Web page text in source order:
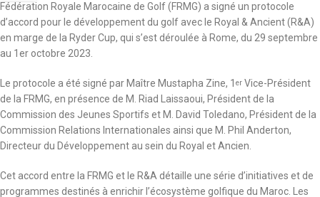
Fédération Royale Marocaine de Golf (FRMG) a signé un protocole
d’accord pour le développement du golf avec le Royal & Ancient (R&A)
en marge de la Ryder Cup, qui s’est déroulée à Rome, du 29 septembre
au 1er octobre 2023.
Le protocole a été signé par Maître Mustapha Zine, 1 er Vice-Président
de la FRMG, en présence de M. Riad Laissaoui, Président de la
Commission des Jeunes Sportifs et M. David Toledano, Président de la
Commission Relations Internationales ainsi que M. Phil Anderton,
Directeur du Développement au sein du Royal et Ancien.
Cet accord entre la FRMG et le R&A détaille une série d’initiatives et de
programmes destinés à enrichir l’écosystème golfique du Maroc. Les